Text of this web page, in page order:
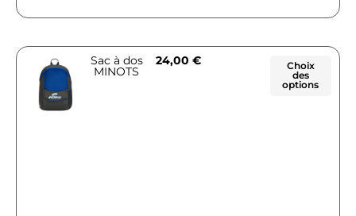
Sac à dos
MINOTS
24,00 €
Choix
des
options